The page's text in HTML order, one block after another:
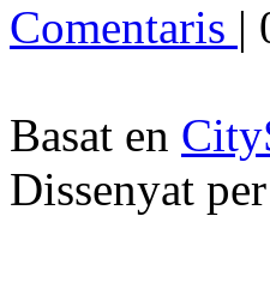
Comentaris |
Basat en
Dissenyat